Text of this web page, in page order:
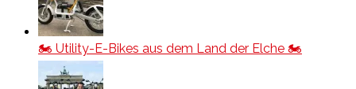
🏍️ Utility-E-Bikes aus dem Land der Elche 🏍️